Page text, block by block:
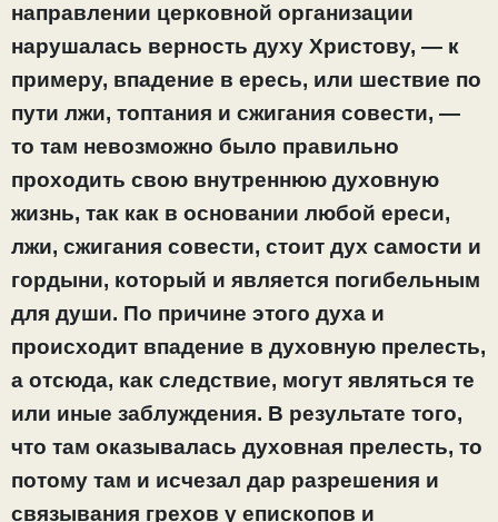
направлении церковной организации
нарушалась верность духу Христову, — к
примеру, впадение в ересь, или шествие по
пути лжи, топтания и сжигания совести, —
то там невозможно было правильно
проходить свою внутреннюю духовную
жизнь, так как в основании любой ереси,
лжи, сжигания совести, стоит дух самости и
гордыни, который и является погибельным
для души. По причине этого духа и
происходит впадение в духовную прелесть,
а отсюда, как следствие, могут являться те
или иные заблуждения. В результате того,
что там оказывалась духовная прелесть, то
потому там и исчезал дар разрешения и
связывания грехов у епископов и